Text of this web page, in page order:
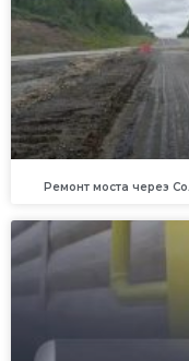
Ремонт моста через